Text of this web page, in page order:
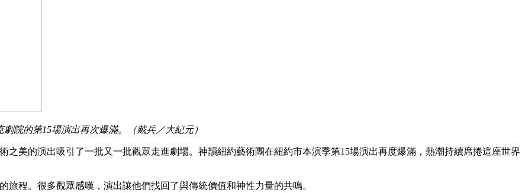
院的第15場演出再次爆滿。（戴兵／大紀元）
之美的演出吸引了一批又一批觀眾走進劇場。神韻紐約藝術團在紐約市本演季第15場演出再度爆滿，熱潮持續席捲這座世界
程。很多觀眾感嘆，演出讓他們找回了與傳統價值和神性力量的共鳴。